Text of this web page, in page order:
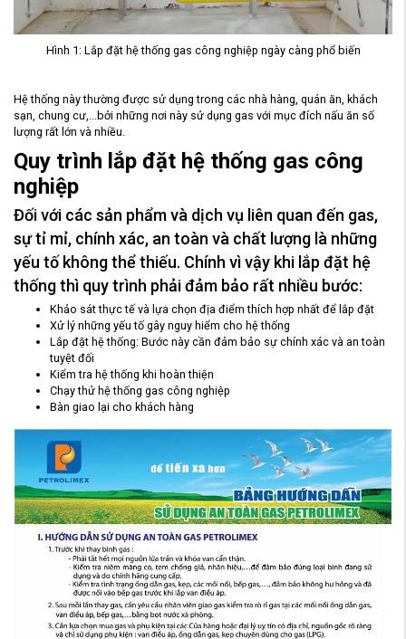
Hình 1: Lắp đặt hệ thống gas công nghiệp ngày càng phổ biến
Hệ thống này thường được sử dụng trong các nhà hàng, quán ăn, khách
sạn, chung cư,...bởi những nơi này sử dụng gas với mục đích nấu ăn số
lượng rất lớn và nhiều.
Quy trình lắp đặt hệ thống gas công
nghiệp
Đối với các sản phẩm và dịch vụ liên quan đến gas,
sự tỉ mỉ, chính xác, an toàn và chất lượng là những
yếu tố không thể thiếu. Chính vì vậy khi lắp đặt hệ
thống thì quy trình phải đảm bảo rất nhiều bước:
Khảo sát thực tế và lựa chọn địa điểm thích hợp nhất để lắp đặt
Xử lý những yếu tố gây nguy hiểm cho hệ thống
Lắp đặt hệ thống: Bước này cần đảm bảo sự chính xác và an toàn
tuyệt đối
Kiểm tra hệ thống khi hoàn thiện
Chạy thử hệ thống gas công nghiệp
Bàn giao lại cho khách hàng